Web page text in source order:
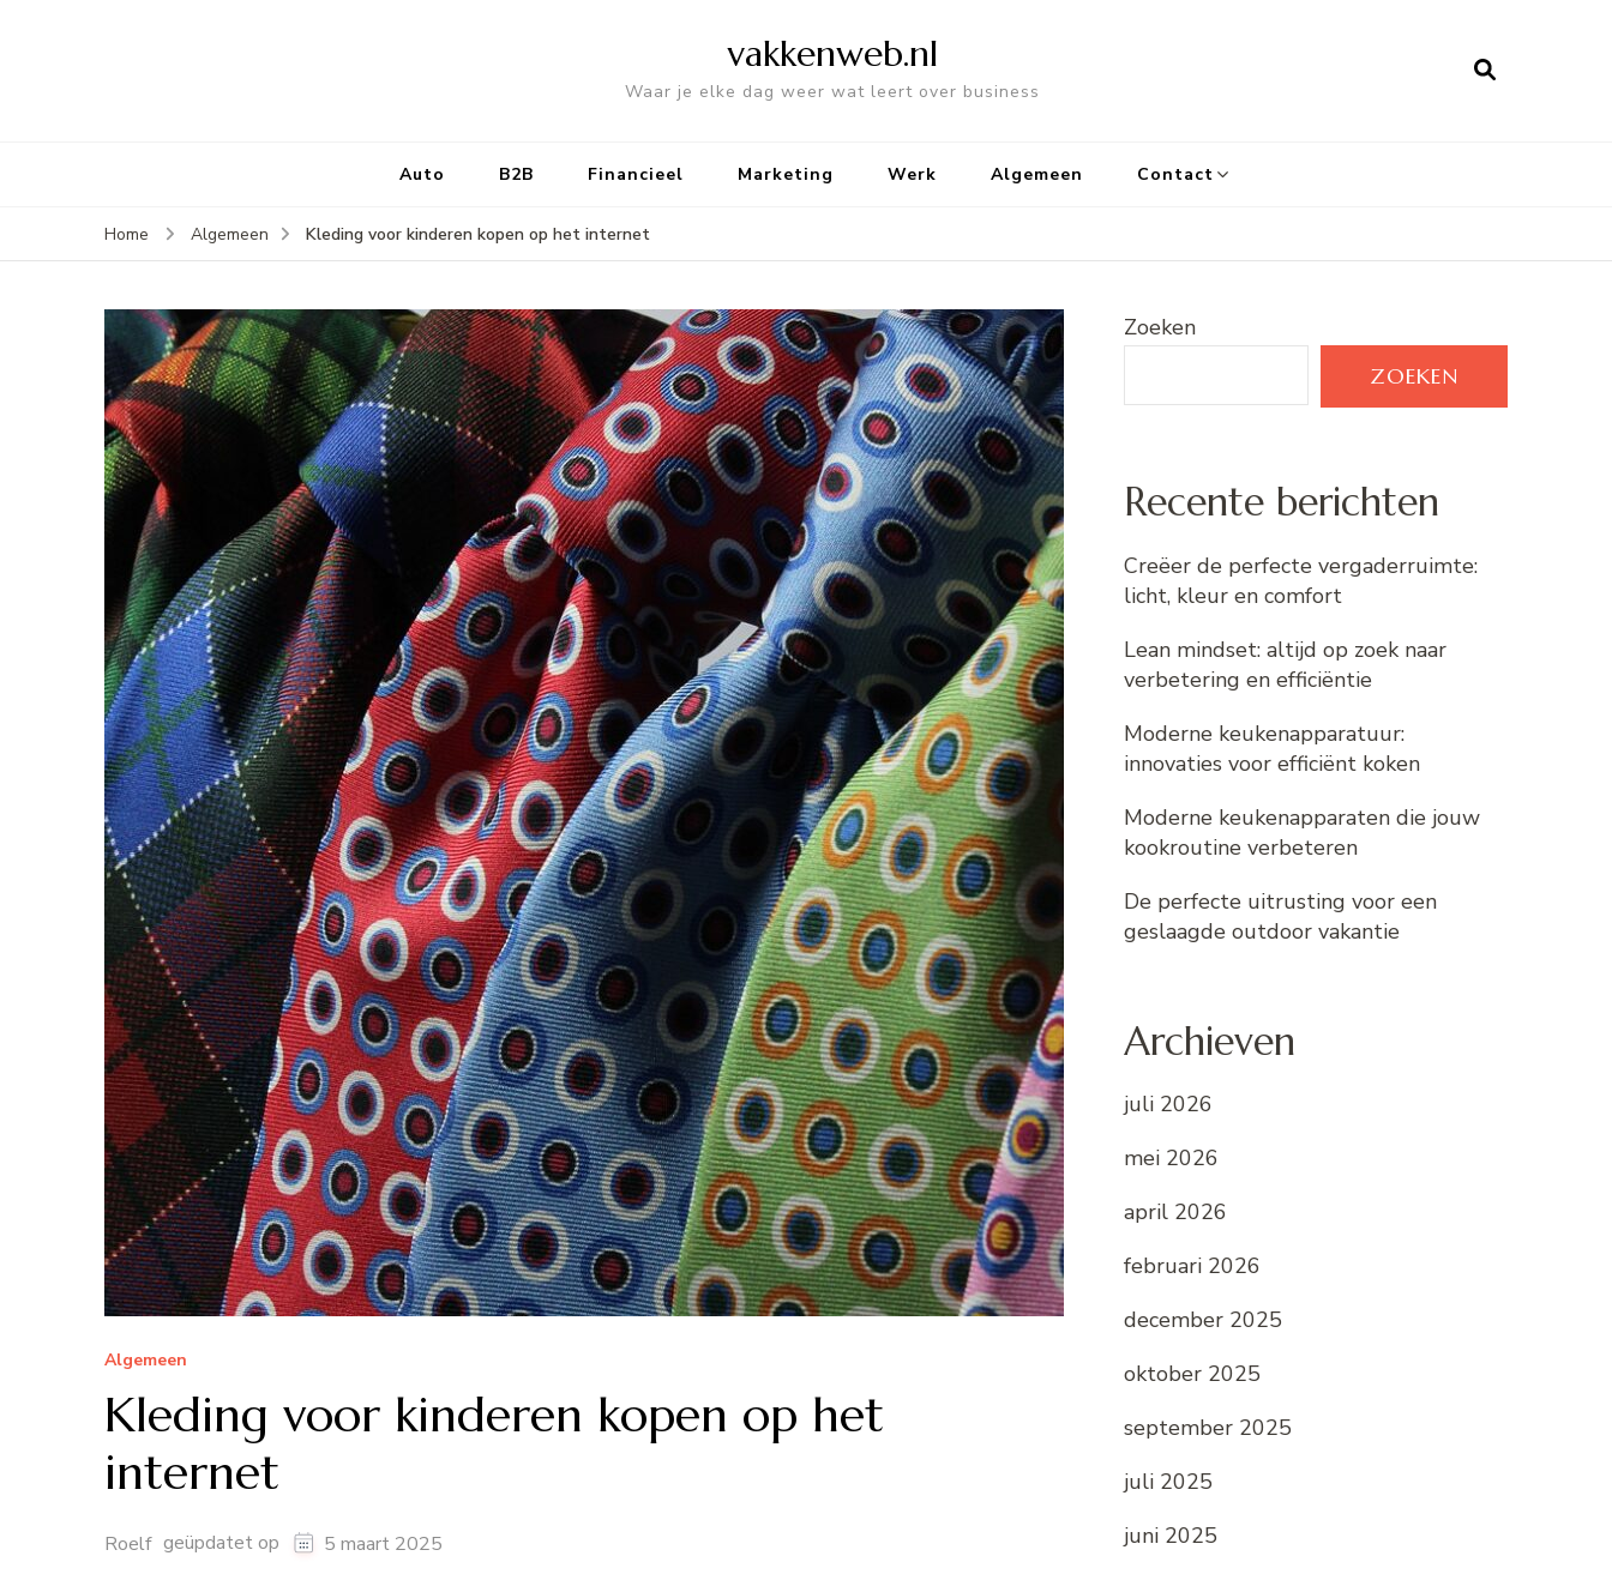
vakkenweb.nl
Waar je elke dag weer wat leert over business
Auto B2B Financieel Marketing Werk Algemeen Contact
Home Algemeen Kleding voor kinderen kopen op het internet
Algemeen
Kleding voor kinderen kopen op het
internet
Roelf geüpdatet op 5 maart 2025
Zoeken
ZOEKEN
Recente berichten
Creëer de perfecte vergaderruimte:
licht, kleur en comfort
Lean mindset: altijd op zoek naar
verbetering en efficiëntie
Moderne keukenapparatuur:
innovaties voor efficiënt koken
Moderne keukenapparaten die jouw
kookroutine verbeteren
De perfecte uitrusting voor een
geslaagde outdoor vakantie
Archieven
juli 2026
mei 2026
april 2026
februari 2026
december 2025
oktober 2025
september 2025
juli 2025
juni 2025